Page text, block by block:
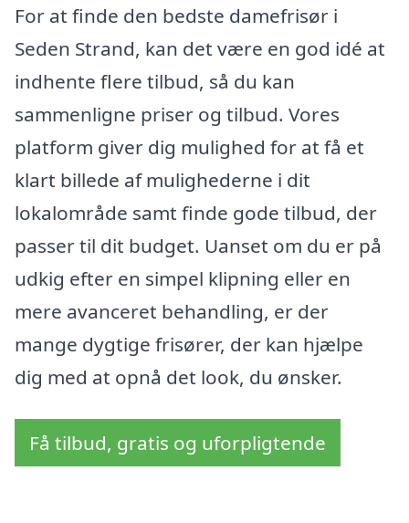
For at finde den bedste damefrisør i
Seden Strand, kan det være en god idé at
indhente flere tilbud, så du kan
sammenligne priser og tilbud. Vores
platform giver dig mulighed for at få et
klart billede af mulighederne i dit
lokalområde samt finde gode tilbud, der
passer til dit budget. Uanset om du er på
udkig efter en simpel klipning eller en
mere avanceret behandling, er der
mange dygtige frisører, der kan hjælpe
dig med at opnå det look, du ønsker.
Få tilbud, gratis og uforpligtende